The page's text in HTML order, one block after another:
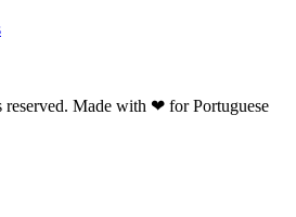
Made with ❤ for Portuguese